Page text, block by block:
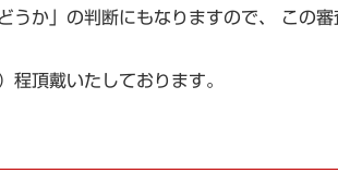
か」の判断にもなりますので、 この
程頂戴いたしております。